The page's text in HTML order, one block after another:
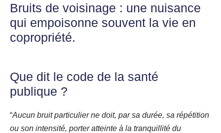
Bruits de voisinage : une nuisance
qui empoisonne souvent la vie en
copropriété.
Que dit le code de la santé
publique ?
“Aucun bruit particulier ne doit, par sa durée, sa répétition
ou son intensité, porter atteinte à la tranquillité du